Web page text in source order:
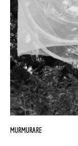
MURMURARE